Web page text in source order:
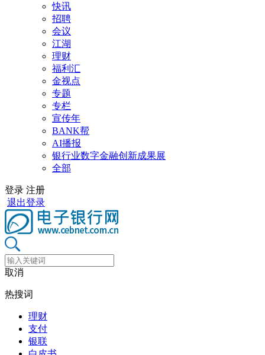
快讯
招聘
会议
江湖
理财
福利汇
金视点
专题
专栏
宣传年
BANK帮
AI播报
银行业数字金融创新成果展
全部
登录 注册
退出登录
取消
热搜词
理财
支付
银联